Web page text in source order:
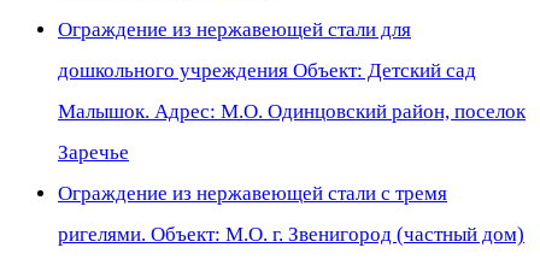
Ограждение из нержавеющей стали для
дошкольного учреждения Объект: Детский сад
Малышок. Адрес: М.О. Одинцовский район, поселок
Заречье
Ограждение из нержавеющей стали с тремя
ригелями. Объект: М.О. г. Звенигород (частный дом)